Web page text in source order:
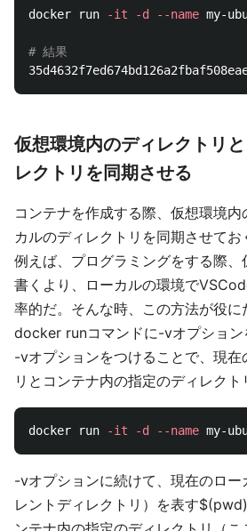
docker run -it -d --name my-
# 結果
仮想環境内のディレクトリ
レクトリを同期させる
コンテナを作成する際、仮想環境
カルのディレクトリを同期させてお
例えば、プログラミングをする際
書くより、ローカルの環境で
率的だ。そんな時、この方法が役に
docker runコマンドに-vオプション
-vオプションをつけることで、現在
リとコンテナ内の指定のディレクト
docker run -it -d --name my-
-vオプションに続けて、現在のロー
レントディレクトリ）を表す